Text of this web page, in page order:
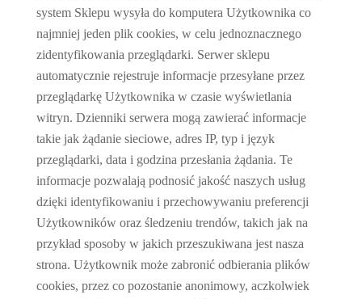
system Sklepu wysyła do komputera Użytkownika co
najmniej jeden plik cookies, w celu jednoznacznego
zidentyfikowania przeglądarki. Serwer sklepu
automatycznie rejestruje informacje przesyłane przez
przeglądarkę Użytkownika w czasie wyświetlania
witryn. Dzienniki serwera mogą zawierać informacje
takie jak żądanie sieciowe, adres IP, typ i język
przeglądarki, data i godzina przesłania żądania. Te
informacje pozwalają podnosić jakość naszych usług
dzięki identyfikowaniu i przechowywaniu preferencji
Użytkowników oraz śledzeniu trendów, takich jak na
przykład sposoby w jakich przeszukiwana jest nasza
strona. Użytkownik może zabronić odbierania plików
cookies, przez co pozostanie anonimowy, aczkolwiek